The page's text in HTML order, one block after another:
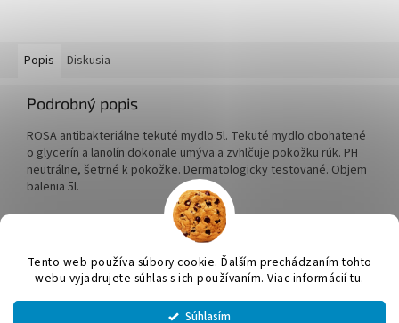
Tento web používa súbory cookie. Ďalším prechádzaním tohto
webu vyjadrujete súhlas s ich používaním. Viac informácií tu.
Súhlasím
Popis Diskusia
Podrobný popis
ROSA antibakteriálne tekuté mydlo 5l. Tekuté mydlo obohatené
o glycerín a lanolín dokonale umýva a zvhlčuje pokožku rúk. PH
neutrálne, šetrné k pokožke. Dermatologicky testované. Objem
balenia 5l.
Vytvoril Shoptet